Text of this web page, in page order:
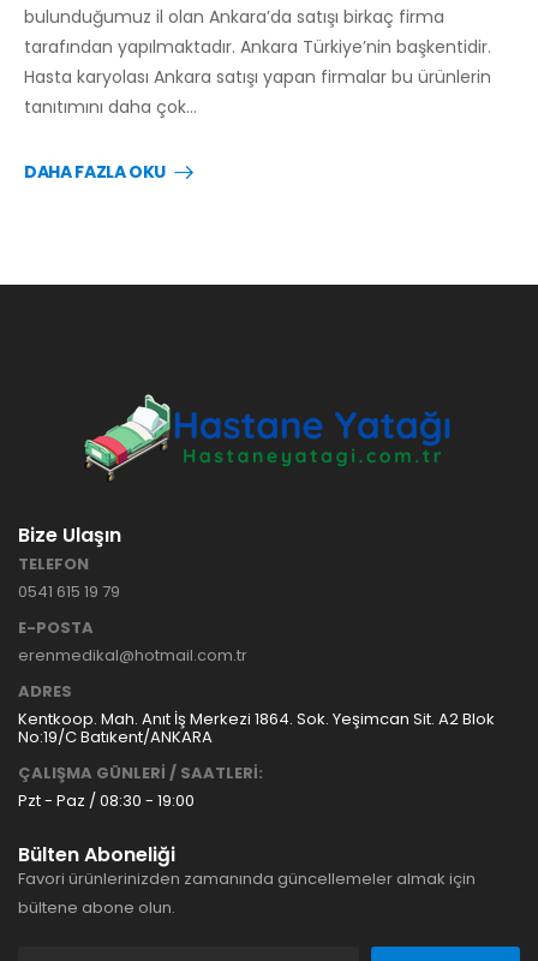
bulunduğumuz il olan Ankara’da satışı birkaç firma
tarafından yapılmaktadır. Ankara Türkiye’nin başkentidir.
Hasta karyolası Ankara satışı yapan firmalar bu ürünlerin
tanıtımını daha çok…
DAHA FAZLA OKU
Bize Ulaşın
TELEFON
0541 615 19 79
E-POSTA
erenmedikal@hotmail.com.tr
ADRES
Kentkoop. Mah. Anıt İş Merkezi 1864. Sok. Yeşimcan Sit. A2 Blok
No:19/C Batıkent/ANKARA
ÇALIŞMA GÜNLERİ / SAATLERİ:
Pzt - Paz / 08:30 - 19:00
Bülten Aboneliği
Favori ürünlerinizden zamanında güncellemeler almak için
bültene abone olun.